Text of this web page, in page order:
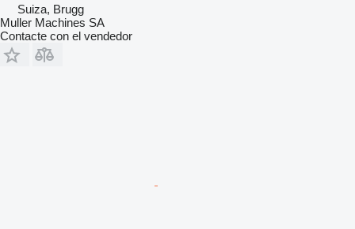
Suiza, Brugg
Muller Machines SA
Contacte con el vendedor